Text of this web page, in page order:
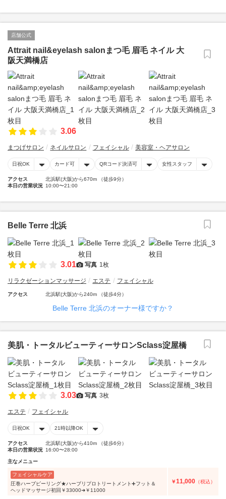
店舗公式
Attrait nail&eyelash salonまつ毛 眉毛 ネイル 大
阪天満橋店
3.06
まつげサロン ネイルサロン フェイシャル 美容室・ヘアサロン
日祝OK カード可 QRコード決済可 女性スタッフ
アクセス
北浜駅(大阪)から670m （徒歩9分）
本日の営業状況 10:00〜21:00
Belle Terre 北浜
3.01 写真 1枚
リラクゼーションマッサージ エステ フェイシャル
アクセス 北浜駅(大阪)から240m （徒歩4分）
Belle Terre 北浜のオーナー様ですか？
美肌・トータルビューティーサロンSclass淀屋橋
3.03 写真 3枚
エステ フェイシャル
日祝OK 21時以降OK
アクセス
北浜駅(大阪)から410m （徒歩6分）
本日の営業状況 16:00〜28:00
主なメニュー
フェイシャルケア
圧巻ハーブピーリング★ハーブリプロトリートメント➕フット＆
ヘッドマッサージ初回￥33000➜￥11000
￥11,000 （税込）